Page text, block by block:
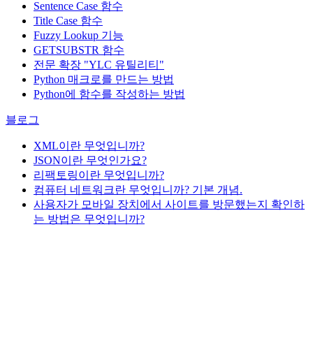
Sentence Case 함수
Title Case 함수
Fuzzy Lookup 기능
GETSUBSTR 함수
전문 확장 "YLC 유틸리티"
Python 매크로를 만드는 방법
Python에 함수를 작성하는 방법
블로그
XML이란 무엇입니까?
JSON이란 무엇인가요?
리팩토링이란 무엇입니까?
컴퓨터 네트워크란 무엇입니까? 기본 개념.
사용자가 모바일 장치에서 사이트를 방문했는지 확인하
는 방법은 무엇입니까?